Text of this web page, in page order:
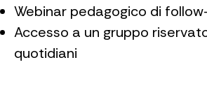
Webinar pedagogico di
Accesso a un gruppo
quotidiani